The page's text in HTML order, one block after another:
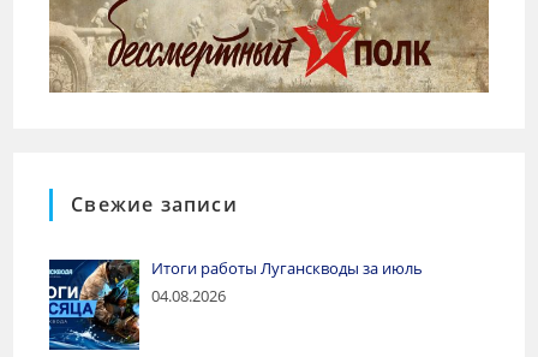
Свежие записи
Итоги работы Луганскводы за июль
04.08.2026